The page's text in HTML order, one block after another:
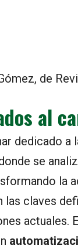
de
al
dedicado a
se
la
claves
actuales.